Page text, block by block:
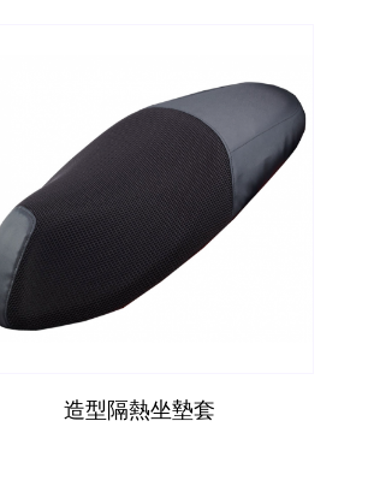
造型隔熱坐墊套